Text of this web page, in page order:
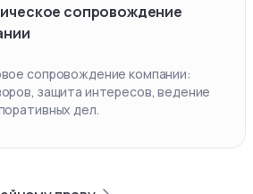
сопровождение
сопровождение компании:
защита интересов, ведение
дел.